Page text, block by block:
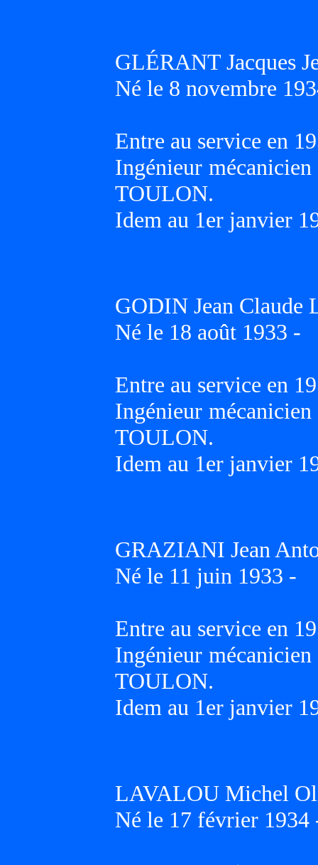
GLÉRANT Jacques
Né le 8 novembre
Entre au service en
Ingénieur
TOULON.
Idem au 1er janvier
GODIN Jean Claude
Né le 18 août 1933 -
Entre au service en
Ingénieur
TOULON.
Idem au 1er janvier
GRAZIANI Jean
Né le 11 juin 1933 -
Entre au service en
Ingénieur
TOULON.
Idem au 1er janvier
LAVALOU Michel
Né le 17 février 1934